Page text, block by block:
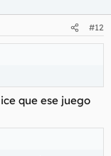
#12
que ese juego